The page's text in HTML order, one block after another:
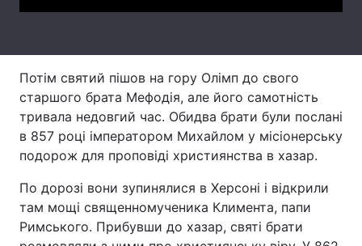
Тема оформлення
Потім святий пішов на гору Олімп до свого
старшого брата Мефодія, але його самотність
тривала недовгий час. Обидва брати були послані
в 857 році імператором Михайлом у місіонерську
подорож для проповіді християнства в хазар.
По дорозі вони зупинялися в Херсоні і відкрили
там мощі священномученика Климента, папи
Римського. Прибувши до хазар, святі брати